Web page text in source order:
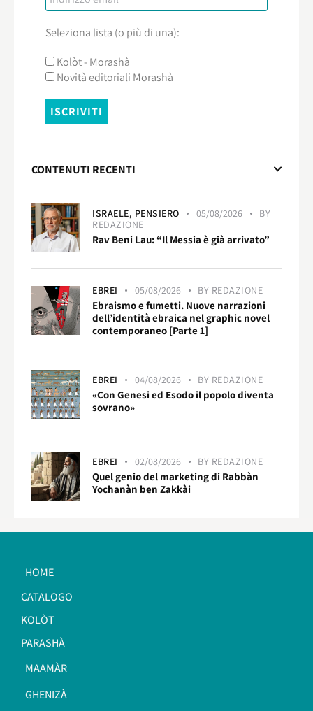
Seleziona lista (o più di una):
Kolòt - Morashà
Novità editoriali Morashà
CONTENUTI RECENTI
ISRAELE, PENSIERO 05/08/2026
BY
REDAZIONE
Rav Beni Lau: “Il Messia è già arrivato”
EBREI 05/08/2026 BY REDAZIONE
Ebraismo e fumetti. Nuove narrazioni
dell’identità ebraica nel graphic novel
contemporaneo [Parte 1]
EBREI 04/08/2026 BY REDAZIONE
«Con Genesi ed Esodo il popolo diventa
sovrano»
EBREI 02/08/2026 BY REDAZIONE
Quel genio del marketing di Rabbàn
Yochanàn ben Zakkài
HOME
CATALOGO
KOLÒT
PARASHÀ
MAAMÀR
GHENIZÀ